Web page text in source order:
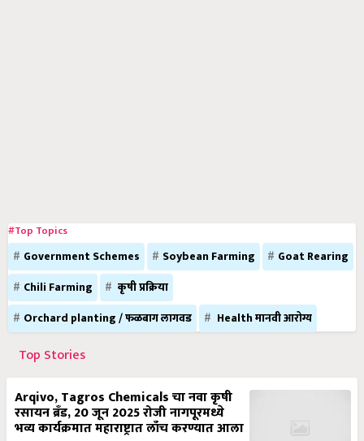
#Top Topics
Government Schemes Soybean Farming
Goat Rearing
Chili Farming
कृषी प्रक्रिया
Orchard planting / फळबाग लागवड
Health मानवी आरोग्य
Top Stories
Arqivo, Tagros Chemicals चा नवा कृषी
रसायन ब्रँड, 20 जून 2025 रोजी नागपूरमध्ये
भव्य कार्यक्रमात महाराष्ट्रात लाँच करण्यात आला